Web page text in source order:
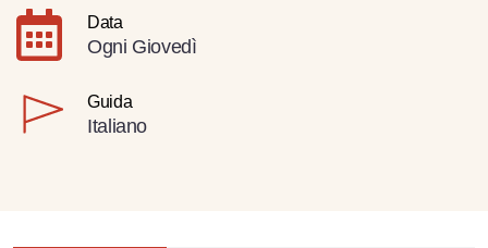
Data
Ogni Giovedì
Guida
Italiano